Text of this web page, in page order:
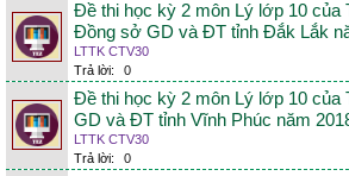
Đề thi học kỳ 2 môn Lý lớp 10 của
Đồng sở GD và ĐT tỉnh Đắk Lắk
LTTK CTV30
Trả lời:
0
Đề thi học kỳ 2 môn Lý lớp 10 của
GD và ĐT tỉnh Vĩnh Phúc năm
LTTK CTV30
Trả lời:
0